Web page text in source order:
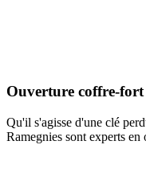
Ouverture coffre-fort
Qu'il s'agisse d'une clé
Ramegnies sont experts